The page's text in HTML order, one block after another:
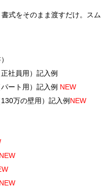
式をそのまま渡すだけ。スム
社員用）記入例
ート用）記入例 NEW
万の壁用）記入例 NEW
NEW
NEW